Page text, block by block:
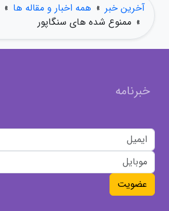
آخرین خبر » همه اخبار و مقاله ها »
» ممنوع شده های سنگاپور
خبرنامه
عضویت